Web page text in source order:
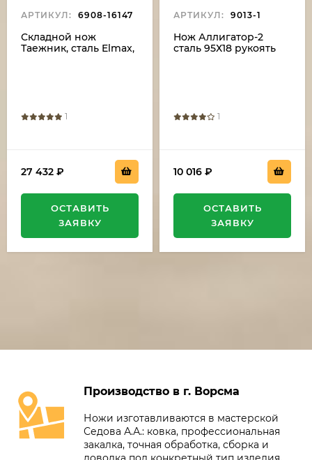
АРТИКУЛ: 6908-16147
Складной нож
Таежник, сталь Elmax,
1
27 432 ₽
ОСТАВИТЬ
ЗАЯВКУ
АРТИКУЛ: 9013-1
Нож Аллигатор-2
сталь 95Х18 рукоять
1
10 016 ₽
ОСТАВИТЬ
ЗАЯВКУ
Производство в г. Ворсма
Ножи изготавливаются в мастерской
Седова А.А.: ковка, профессиональная
закалка, точная обработка, сборка и